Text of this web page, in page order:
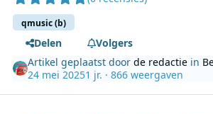
qmusic (b)
Delen
Volgers
Artikel geplaatst doorde redactie in
24 mei 20251 jr. · 866 weergaven